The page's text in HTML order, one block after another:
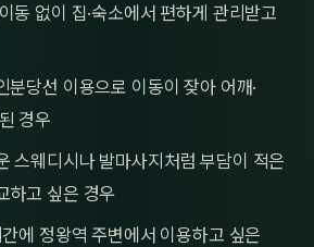
동 없이 집·숙소에서 편하게 관리받고
분당선 이용으로 이동이 잦아 어깨·
경우
스웨디시나 발마사지처럼 부담이 적은
하고 싶은 경우
에 정왕역 주변에서 이용하고 싶은